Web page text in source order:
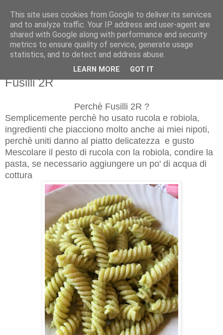
domenica 4 novembre 2018
Fusilli 2R
Perchè Fusilli 2R ?
Semplicemente perchè ho usato rucola e robiola,
ingredienti che piacciono molto anche ai miei nipoti,
perchè uniti danno al piatto delicatezza e gusto
Mescolare il pesto di rucola con la robiola, condire la
pasta, se necessario aggiungere un po' di acqua di
cottura
This site uses cookies from Google to deliver its services
and to analyze traffic. Your IP address and user-agent are
shared with Google along with performance and security
metrics to ensure quality of service, generate usage
statistics, and to detect and address abuse.
LEARN MORE GOT IT